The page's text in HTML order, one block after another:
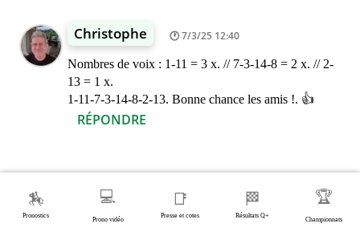
Christophe 7/3/25 12:40
Nombres de voix : 1-11 = 3 x. // 7-3-14-8 = 2 x. // 2-
13 = 1 x.
1-11-7-3-14-8-2-13. Bonne chance les amis !. 👍
RÉPONDRE
🏇
Pronostics
💻
Prono vidéo
📑
Presse et cotes
🏁
Résultats Q+
🏆
Championnats